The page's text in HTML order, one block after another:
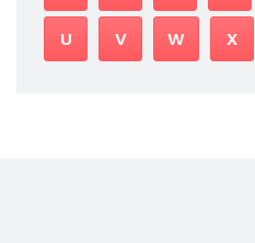
U V W X